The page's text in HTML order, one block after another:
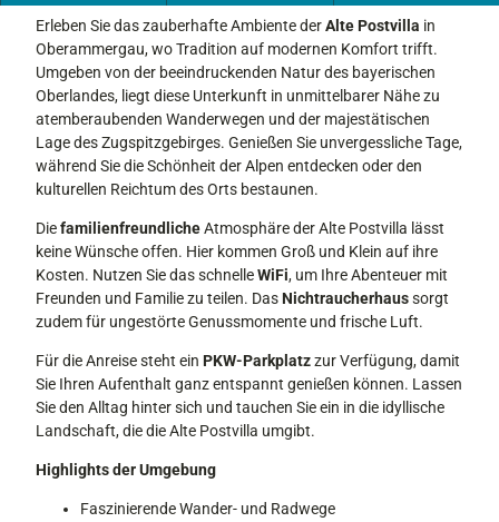
F
e
r
i
e
n
w
o
h
n
u
n
g
2
0
5
a
4
9
-
a
9
8
9
5
a
c
f
c
Erleben Sie das zauberhafte Ambiente derAlte Postvilla in
Oberammergau, wo Tradition auf modernen Komfort trifft.
Umgeben von der beeindruckenden Natur des bayerischen
Oberlandes, liegt diese Unterkunft in unmittelbarer Nähe zu
atemberaubenden Wanderwegen und der majestätischen
Lage des Zugspitzgebirges. Genießen Sie unvergessliche Tage,
während Sie die Schönheit der Alpen entdecken oder den
kulturellen Reichtum des Orts bestaunen.
DiefamilienfreundlicheAtmosphäre der Alte Postvilla lässt
keine Wünsche offen. Hier kommen Groß und Klein auf ihre
Kosten. Nutzen Sie das schnelleWiFi, um Ihre Abenteuer mit
Freunden und Familie zu teilen. DasNichtraucherhaussorgt
zudem für ungestörte Genussmomente und frische Luft.
Für die Anreise steht ein PKW-Parkplatzzur Verfügung, damit
Sie Ihren Aufenthalt ganz entspannt genießen können. Lassen
Sie den Alltag hinter sich und tauchen Sie ein in die idyllische
Landschaft, die die Alte Postvilla umgibt.
Highlights der Umgebung
Faszinierende Wander- und Radwege